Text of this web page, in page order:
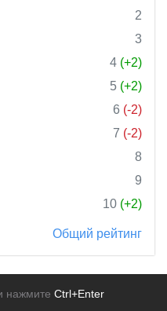
2
3
4 (+2)
5 (+2)
6 (-2)
7 (-2)
8
9
10 (+2)
Общий рейтинг
нажмите Ctrl+Enter